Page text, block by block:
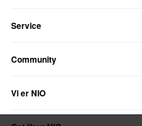
Service
Community
Vi er NIO
Blue Sky Coming Bærekraft